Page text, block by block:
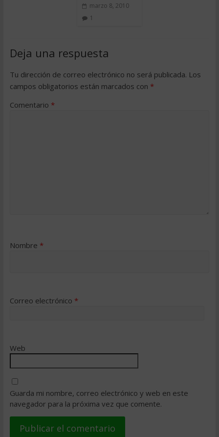
marzo 8, 2010
1
Deja una respuesta
Tu dirección de correo electrónico no será publicada. Los
campos obligatorios están marcados con *
Comentario *
Nombre *
Correo electrónico *
Web
Guarda mi nombre, correo electrónico y web en este
navegador para la próxima vez que comente.